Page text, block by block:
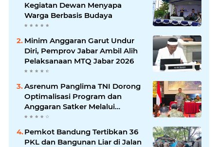
Kegiatan Dewan Menyapa
Warga Berbasis Budaya
Minim Anggaran Garut Undur
Diri, Pemprov Jabar Ambil Alih
Pelaksanaan MTQ Jabar 2026
Asrenum Panglima TNI Dorong
Optimalisasi Program dan
Anggaran Satker Melalui
Evaluasi Kinerja
Pemkot Bandung Tertibkan 36
PKL dan Bangunan Liar di Jalan